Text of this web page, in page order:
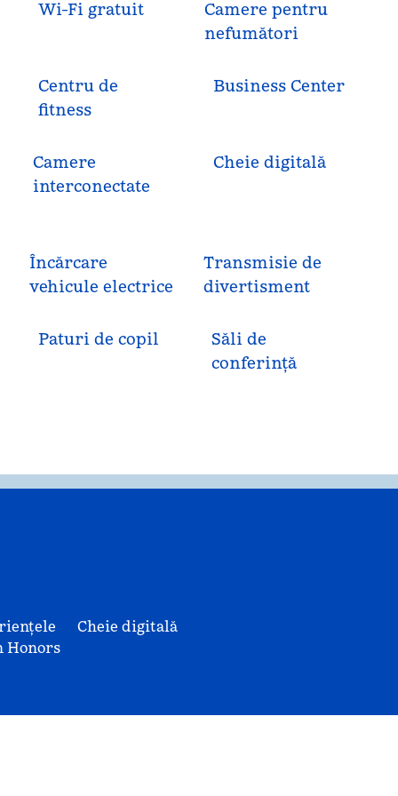
Wi-Fi gratuit
Camere pentru
nefumători
Centru de
fitness
Business Center
Camere
interconectate
Cheie digitală
Încărcare
vehicule electrice
Transmisie de
divertisment
Paturi de copil
Săli de
conferință
Honors
Cheie digitală